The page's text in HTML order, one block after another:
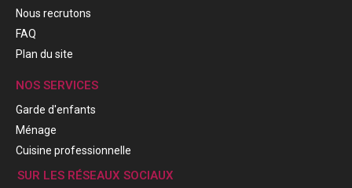
Nous recrutons
FAQ
Plan du site
NOS SERVICES
Garde d'enfants
Ménage
Cuisine professionnelle
SUR LES RÉSEAUX SOCIAUX